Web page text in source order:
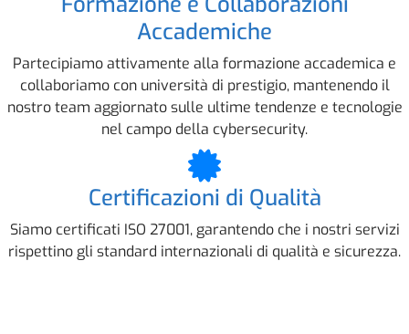
Accademiche
Partecipiamo attivamente alla formazione accademica e
collaboriamo con università di prestigio, mantenendo il
nostro team aggiornato sulle ultime tendenze e tecnologie
nel campo della cybersecurity.
Certificazioni di Qualità
Siamo certificati ISO 27001, garantendo che i nostri servizi
rispettino gli standard internazionali di qualità e sicurezza.